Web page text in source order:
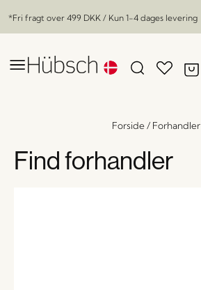
*Fri fragt over 499 DKK / Kun 1-4 dages levering
Forside/ Forhandler
Find forhandler